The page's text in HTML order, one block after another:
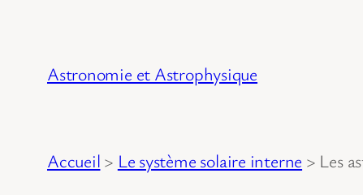
Astronomie et Astrophysique
Accueil > Le système solaire interne > Les